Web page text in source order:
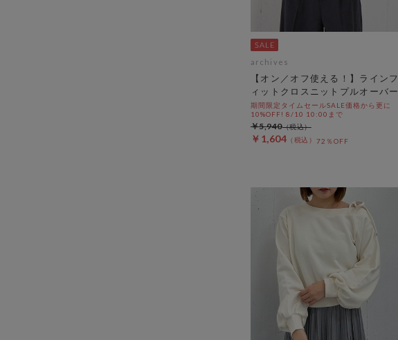
archives
【オン／オフ使える！】ラインフ
ィットクロスニットプルオーバー
期間限定タイムセールSALE価格から更に
10%OFF! 8/10 10:00まで
￥1,604 72％OFF
￥5,940